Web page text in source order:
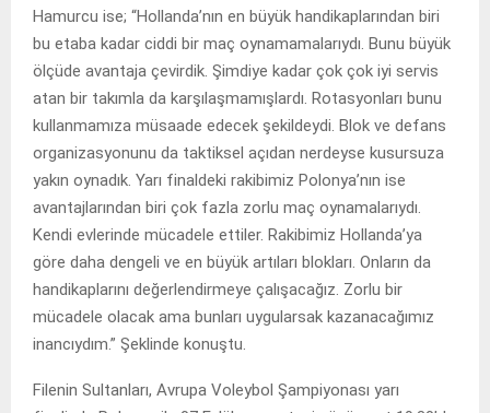
Hamurcu ise; “Hollanda’nın en büyük handikaplarından biri
bu etaba kadar ciddi bir maç oynamamalarıydı. Bunu büyük
ölçüde avantaja çevirdik. Şimdiye kadar çok çok iyi servis
atan bir takımla da karşılaşmamışlardı. Rotasyonları bunu
kullanmamıza müsaade edecek şekildeydi. Blok ve defans
organizasyonunu da taktiksel açıdan nerdeyse kusursuza
yakın oynadık. Yarı finaldeki rakibimiz Polonya’nın ise
avantajlarından biri çok fazla zorlu maç oynamalarıydı.
Kendi evlerinde mücadele ettiler. Rakibimiz Hollanda’ya
göre daha dengeli ve en büyük artıları blokları. Onların da
handikaplarını değerlendirmeye çalışacağız. Zorlu bir
mücadele olacak ama bunları uygularsak kazanacağımız
inancıydım.” Şeklinde konuştu.
Filenin Sultanları, Avrupa Voleybol Şampiyonası yarı